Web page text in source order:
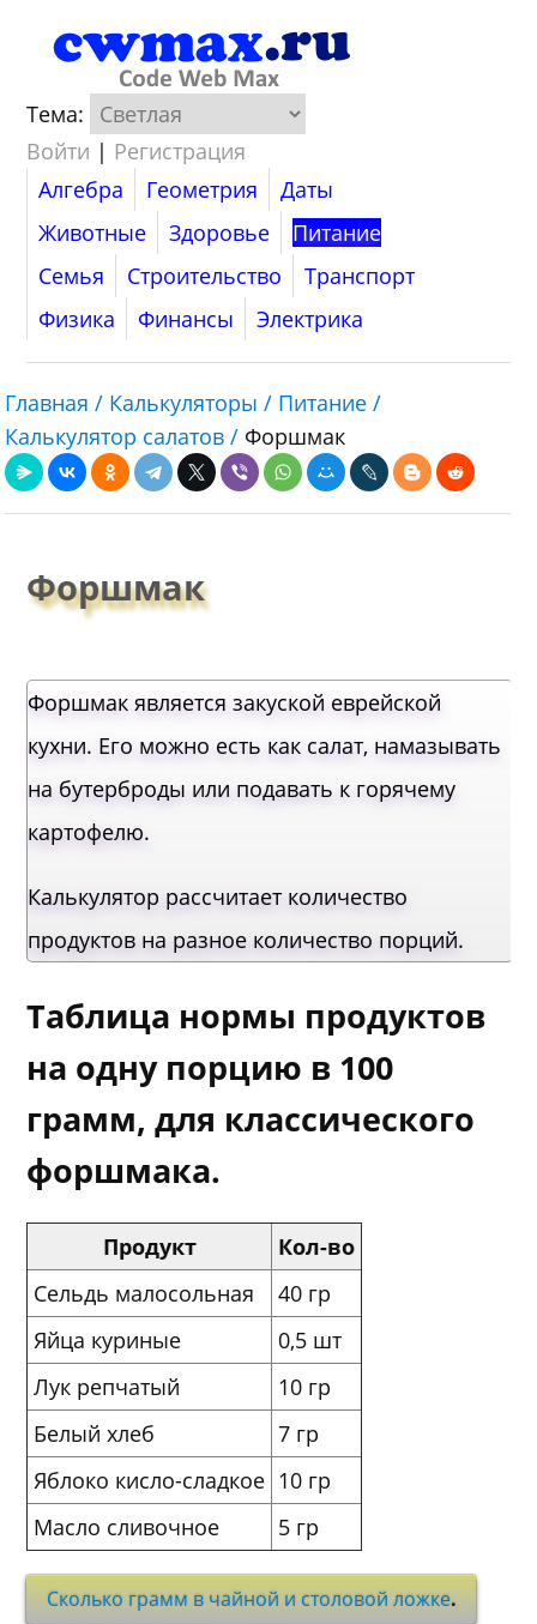
Тема:
Войти | Регистрация
Алгебра
Геометрия
Даты
Животные
Здоровье
Питание
Семья
Строительство
Транспорт
Физика
Финансы Электрика
Главная / Калькуляторы / Питание /
Калькулятор салатов / Форшмак
Форшмак
Форшмак является закуской еврейской
кухни. Его можно есть как салат, намазывать
на бутерброды или подавать к горячему
картофелю.
Калькулятор рассчитает количество
продуктов на разное количество порций.
Таблица нормы продуктов
на одну порцию в 100
грамм, для классического
форшмака.
Продукт
Кол-во
Сельдь малосольная
40 гр
Яйца куриные
0,5 шт
Лук репчатый
10 гр
Белый хлеб
7 гр
Яблоко кисло-сладкое 10 гр
Масло сливочное
5 гр
Сколько грамм в чайной и столовой ложке.